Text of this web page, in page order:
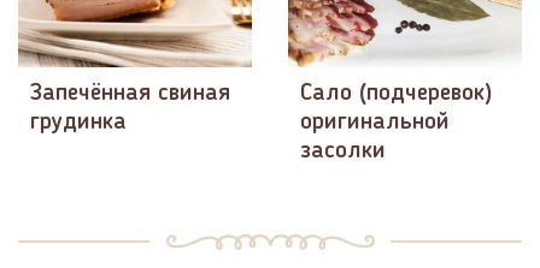
Запечённая свиная
грудинка
Сало (подчеревок)
оригинальной
засолки